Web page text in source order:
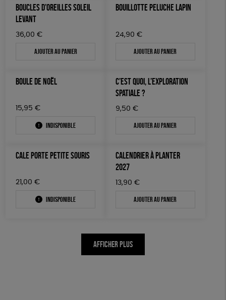
BOUCLES D’OREILLES SOLEIL
LEVANT
36,00 €
Ajouter au panier
BOUILLOTTE PELUCHE LAPIN
24,90 €
Ajouter au panier
BOULE DE NOËL
15,95 €
Indisponible
C’EST QUOI, L’EXPLORATION
SPATIALE ?
9,50 €
Ajouter au panier
CALE PORTE PETITE SOURIS
21,00 €
Indisponible
CALENDRIER À PLANTER
2027
13,90 €
Ajouter au panier
AFFICHER PLUS